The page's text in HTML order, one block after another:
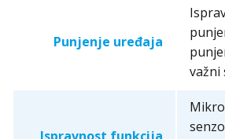
Punjenje uređaja
važni